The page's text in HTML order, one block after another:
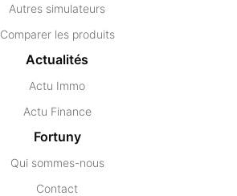
Autres simulateurs
Comparer les produits
Actualités
Actu Immo
Actu Finance
Fortuny
Qui sommes-nous
Contact